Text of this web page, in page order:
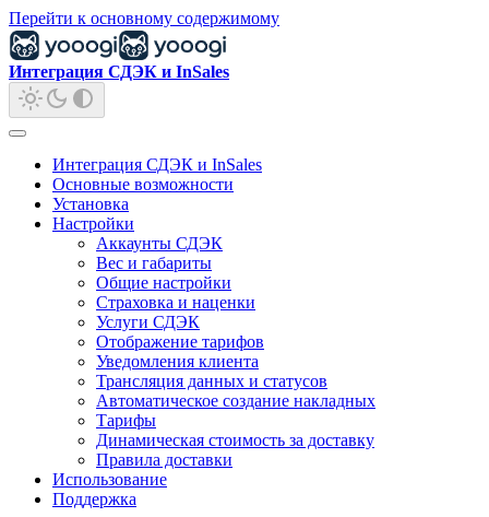
Перейти к основному содержимому
Интеграция СДЭК и InSales
Интеграция СДЭК и InSales
Основные возможности
Установка
Настройки
Аккаунты СДЭК
Вес и габариты
Общие настройки
Страховка и наценки
Услуги СДЭК
Отображение тарифов
Уведомления клиента
Трансляция данных и статусов
Автоматическое создание накладных
Тарифы
Динамическая стоимость за доставку
Правила доставки
Использование
Поддержка